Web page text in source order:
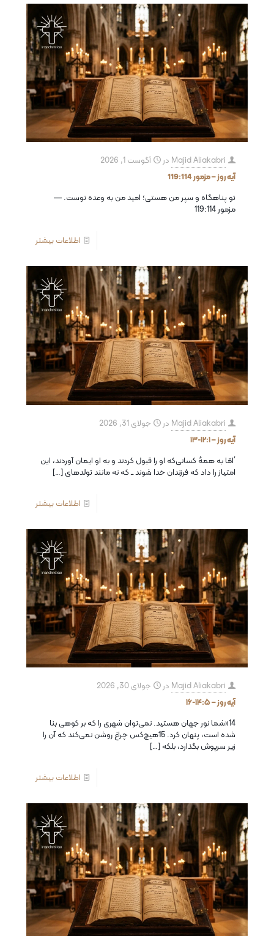
Majid Aliakabri در
آگوست 1, 2026
آیه روز – مزمور 119:114
تو پناهگاه و سپر من هستى؛ اميد من به وعده توست. —
مزمور 119:114
اطلاعات بیشتر
Majid Aliakabri در
جولای 31, 2026
آیه روز – ۱۲:۱-۱۳
‘امّا به همهٔ کسانی‌که او را قبول كردند و به او ایمان آوردند، این
امتیاز را داد كه فرزندان خدا شوند ــ که نه مانند تولدهای[…]
اطلاعات بیشتر
Majid Aliakabri در
جولای 30, 2026
آیه روز – ۱۴:۵-۱۶
14«شما نور جهان هستید. نمی‌توان شهری را كه بر كوهی بنا
شده است، پنهان كرد. 15هیچ‌کس چراغ روشن نمی‌کند كه آن را
زیر سرپوش بگذارد، بلكه[…]
اطلاعات بیشتر